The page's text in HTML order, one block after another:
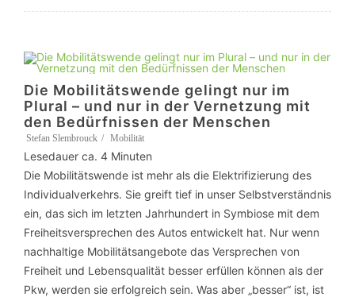
Die Mobilitätswende gelingt nur im
Plural – und nur in der Vernetzung mit
den Bedürfnissen der Menschen
Stefan Slembrouck Mobilität
Lesedauer ca. 4 Minuten
Die Mobilitätswende ist mehr als die Elektrifizierung des
Individualverkehrs. Sie greift tief in unser Selbstverständnis
ein, das sich im letzten Jahrhundert in Symbiose mit dem
Freiheitsversprechen des Autos entwickelt hat. Nur wenn
nachhaltige Mobilitätsangebote das Versprechen von
Freiheit und Lebensqualität besser erfüllen können als der
Pkw, werden sie erfolgreich sein. Was aber „besser“ ist, ist